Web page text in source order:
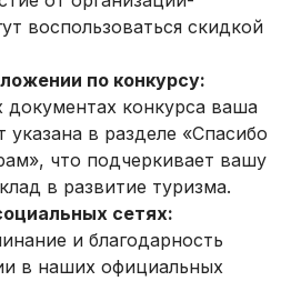
воспользоваться скидкой
по конкурсу:
конкурса ваша
указана в разделе «Спасибо
что подчеркивает вашу
в развитие туризма.
сетях:
и благодарность
в наших официальных